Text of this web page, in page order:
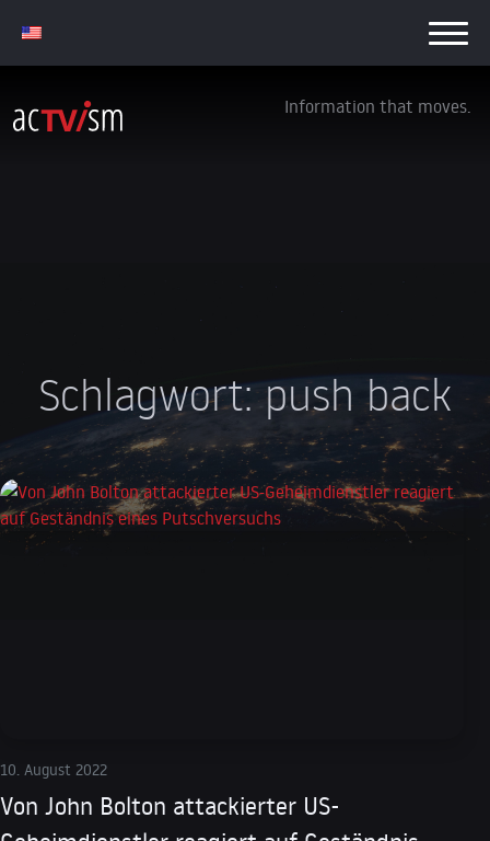
Information that moves.
Schlagwort: push back
10. August 2022
Von John Bolton attackierter US-